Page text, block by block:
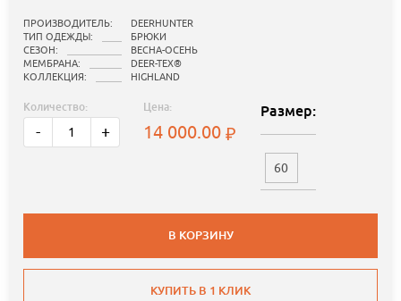
ПРОИЗВОДИТЕЛЬ:
DEERHUNTER
ТИП ОДЕЖДЫ:
БРЮКИ
СЕЗОН:
ВЕСНА-ОСЕНЬ
МЕМБРАНА:
DEER-TEX®
КОЛЛЕКЦИЯ:
HIGHLAND
Количество:
- +
Цена:
14 000.00
Размер:
60
В КОРЗИНУ
КУПИТЬ В 1 КЛИК